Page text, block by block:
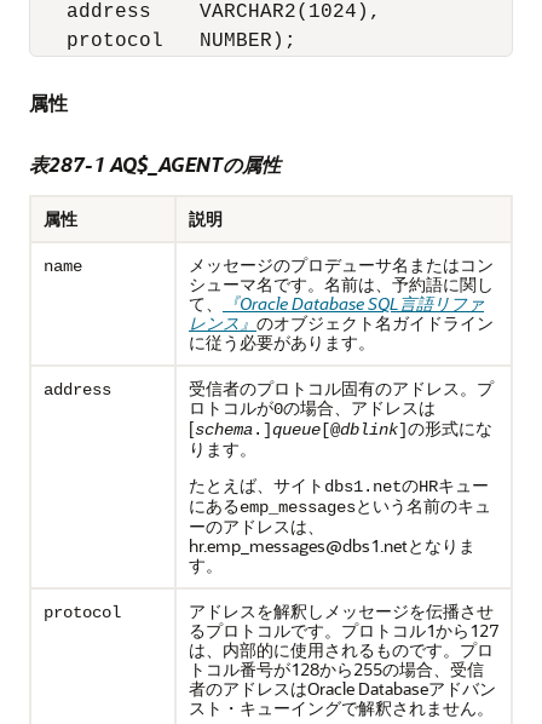
   address    VARCHAR2(1024),
   protocol   NUMBER);
属性
表287-1 AQ$_AGENTの属性
属性 説明
name
メッセージのプロデューサ名またはコン
シューマ名です。名前は、予約語に関し
て、
『Oracle Database SQL言語リファ
レンス』 のオブジェクト名ガイドライン
に従う必要があります。
address
受信者のプロトコル固有のアドレス。プ
ロトコルが0の場合、アドレスは
[schema.]queue [@dblink]の形式にな
ります。
たとえば、サイト dbs1.netのHRキュー
にあるemp_messagesという名前のキュ
ーのアドレスは、
hr.emp_messages@dbs1.netとなりま
す。
protocol
アドレスを解釈しメッセージを伝播させ
るプロトコルです。プロトコル1から127
は、内部的に使用されるものです。プロ
トコル番号が128から255の場合、受信
者のアドレスはOracle Databaseアドバン
スト・キューイングで解釈されません。